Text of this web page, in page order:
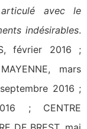
avec le
indésirables.
février 2016 ;
mars
2016 ;
; CENTRE